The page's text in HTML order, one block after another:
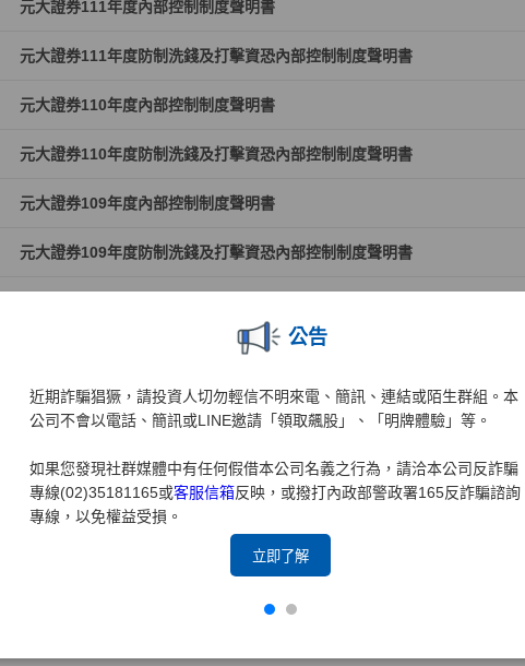
公告
近期詐騙猖獗，請投資人切勿輕信不明來電、簡訊、連結或陌生群組。本
公司不會以電話、簡訊或LINE邀請「領取飆股」、「明牌體驗」等。
如果您發現社群媒體中有任何假借本公司名義之行為，請洽本公司反詐騙
專線(02)35181165或客服信箱反映，或撥打內政部警政署165反詐騙諮詢
專線，以免權益受損。
立即了解
元大證券111年度內部控制制度聲明書
元大證券111年度防制洗錢及打擊資恐內部控制制度聲明書
元大證券110年度內部控制制度聲明書
元大證券110年度防制洗錢及打擊資恐內部控制制度聲明書
元大證券109年度內部控制制度聲明書
元大證券109年度防制洗錢及打擊資恐內部控制制度聲明書
元大證券108年度防制洗錢及打擊資恐內部控制制度聲明書
元大證券107年度內部控制制度聲明書